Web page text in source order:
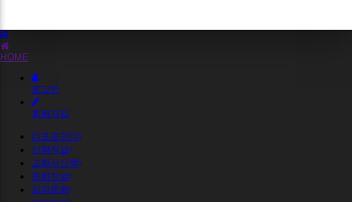
HOME
로그인
회원가입
리포르만다
신학저널
교회사산책
목회저널
삶과문화